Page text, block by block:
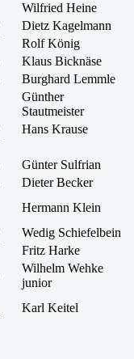
Wilfried Heine
Dietz Kagelmann
Rolf König
Klaus Bicknäse
Burghard Lemmle
Günther
Stautmeister
Hans Krause
Günter Sulfrian
Dieter Becker
Hermann Klein
Wedig Schiefelbein
Fritz Harke
Wilhelm Wehke
junior
Karl Keitel